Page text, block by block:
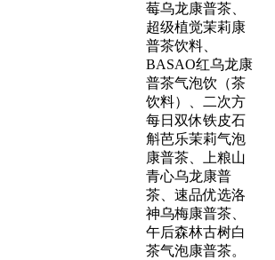
莓乌龙康普茶、
超级植觉茉莉康
普茶饮料、
BASAO红乌龙康
普茶气泡饮（茶
饮料）、二次方
每日双休铁皮石
斛芭乐茉莉气泡
康普茶、上粮山
青心乌龙康普
茶、速品优选洛
神乌梅康普茶、
午后森林古树白
茶气泡康普茶。